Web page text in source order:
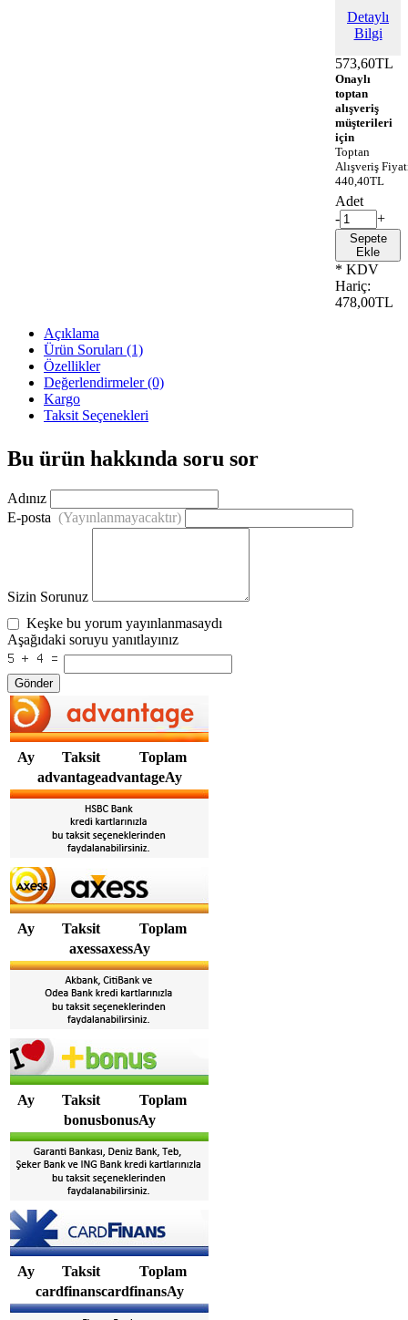
Detaylı
Bilgi
573,60TL
Onaylı
toptan
alışveriş
müşterileri
için
Toptan
Alışveriş
440,40TL
Adet
-
+
Sepete
Ekle
* KDV
Hariç:
478,00TL
Açıklama
Ürün Soruları (1)
Özellikler
Değerlendirmeler (0)
Kargo
Taksit Seçenekleri
Bu ürün hakkında soru sor
Adınız
E-posta (Yayınlanmayacaktır)
Sizin Sorunuz
Keşke bu yorum yayınlanmasaydı
Aşağıdaki soruyu yanıtlayınız
Gönder
Ay Taksit
Toplam
advantageadvantageAy
Ay Taksit
Toplam
axessaxessAy
Ay Taksit
Toplam
bonusbonusAy
Ay Taksit
Toplam
cardfinanscardfinansAy